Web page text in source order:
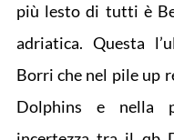
più lesto di tutti è
adriatica. Questa
Borri che nel pile up
Dolphins e nella